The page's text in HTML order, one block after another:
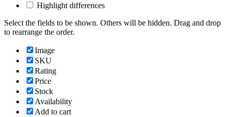
Highlight differences
Select the fields to be shown. Others will be hidden. Drag and drop
to rearrange the order.
Image
SKU
Rating
Price
Stock
Availability
Add to cart